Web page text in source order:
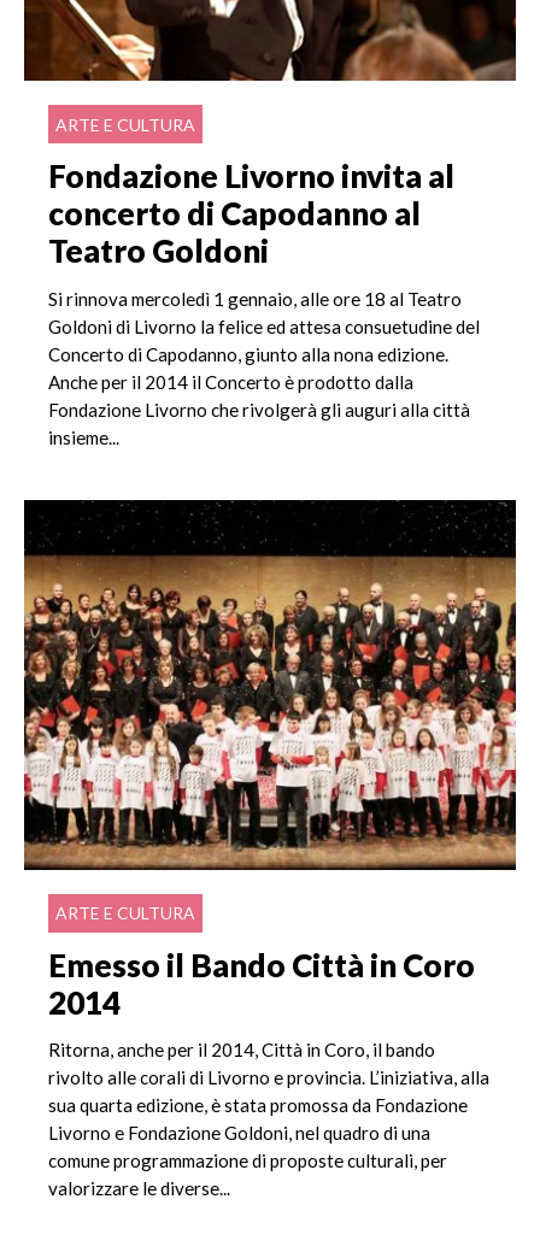
ARTE E CULTURA
Fondazione Livorno invita al
concerto di Capodanno al
Teatro Goldoni
Si rinnova mercoledì 1 gennaio, alle ore 18 al Teatro
Goldoni di Livorno la felice ed attesa consuetudine del
Concerto di Capodanno, giunto alla nona edizione.
Anche per il 2014 il Concerto è prodotto dalla
Fondazione Livorno che rivolgerà gli auguri alla città
insieme...
ARTE E CULTURA
Emesso il Bando Città in Coro
2014
Ritorna, anche per il 2014, Città in Coro, il bando
rivolto alle corali di Livorno e provincia. L’iniziativa, alla
sua quarta edizione, è stata promossa da Fondazione
Livorno e Fondazione Goldoni, nel quadro di una
comune programmazione di proposte culturali, per
valorizzare le diverse...